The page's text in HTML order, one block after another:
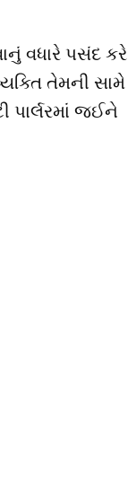
વધારે પસંદ કરે
તેમની સામે
પાર્લરમાં જઈને